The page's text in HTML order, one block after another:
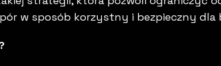
w sposób korzystny i bezpieczny dla